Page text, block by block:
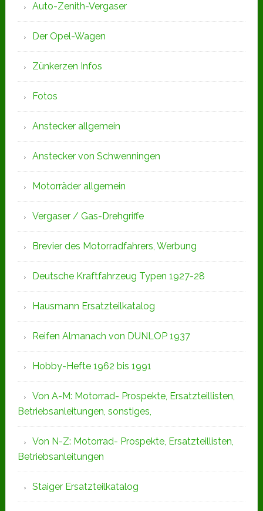
Auto-Zenith-Vergaser
Der Opel-Wagen
Zünkerzen Infos
Fotos
Anstecker allgemein
Anstecker von Schwenningen
Motorräder allgemein
Vergaser / Gas-Drehgriffe
Brevier des Motorradfahrers, Werbung
Deutsche Kraftfahrzeug Typen 1927-28
Hausmann Ersatzteilkatalog
Reifen Almanach von DUNLOP 1937
Hobby-Hefte 1962 bis 1991
Von A-M: Motorrad- Prospekte, Ersatzteillisten,
Betriebsanleitungen, sonstiges,
Von N-Z: Motorrad- Prospekte, Ersatzteillisten,
Betriebsanleitungen
Staiger Ersatzteilkatalog